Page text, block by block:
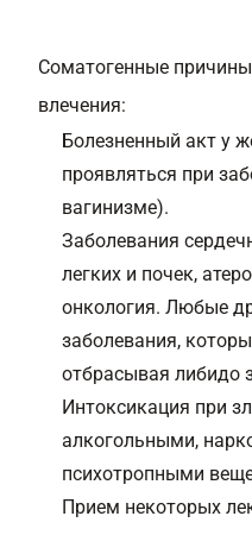
Соматогенные
влечения:
Болезненный акт у
проявляться при
вагинизме).
Заболевания
легких и почек,
онкология. Любые
заболевания,
отбрасывая либидо
Интоксикация при
алкогольными,
психотропными
Прием некоторых